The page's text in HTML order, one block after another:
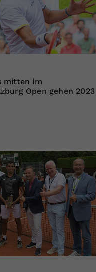
mitten im
Open gehen 2023